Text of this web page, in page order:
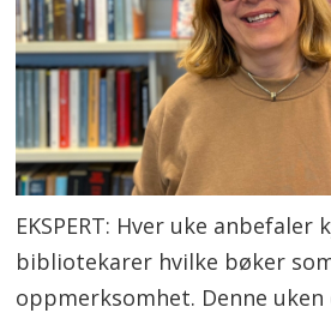
EKSPERT: Hver uke anbefaler
bibliotekarer hvilke bøker
oppmerksomhet. Denne